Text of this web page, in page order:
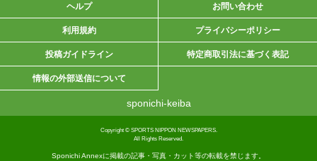
ヘルプ お問い合わせ
利用規約 プライバシーポリシー
投稿ガイドライン 特定商取引法に基づく表記
情報の外部送信について
sponichi-keiba
Copyright © SPORTS NIPPON NEWSPAPERS.
All Rights Reserved.
Sponichi Annexに掲載の記事・写真・カット等の転載を禁じます。